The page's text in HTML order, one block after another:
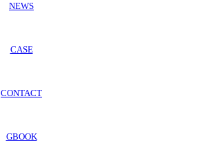
NEWS
CASE
CONTACT
GBOOK